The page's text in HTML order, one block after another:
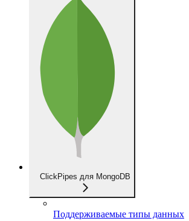
ClickPipes для MongoDB
Поддерживаемые типы данных